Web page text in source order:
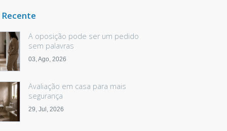
A oposição pode ser um pedido
sem palavras
03, Ago, 2026
Avaliação em casa para mais
segurança
29, Jul, 2026